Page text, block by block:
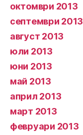
октомври 2013
септември 2013
август 2013
юли 2013
юни 2013
май 2013
април 2013
март 2013
февруари 2013